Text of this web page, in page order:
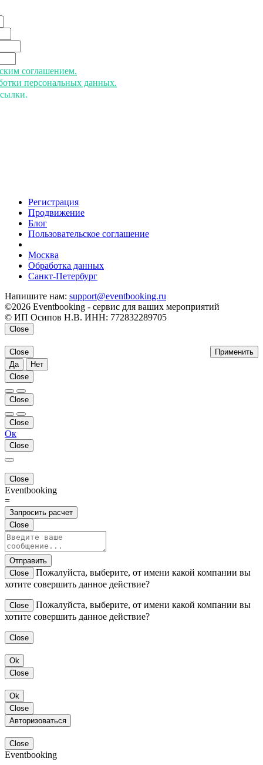
соглашением.
персональных данных.
Регистрация
Продвижение
Блог
Пользовательское соглашение
Москва
Обработка данных
Санкт-Петербург
Напишите нам: support@eventbooking.ru
©2026 Eventbooking - сервис для ваших мероприятий
© ИП Осипов Н.В. ИНН: 772832289705
Close
Применить
Close
Да
Нет
Close
Close
Close
Ок
Close
Close
Eventbooking
=
Запросить расчет
Close
Отправить
Close
Пожалуйста, выберите, от имени какой компании вы
хотите совершить данное действие?
Close
Пожалуйста, выберите, от имени какой компании вы
хотите совершить данное действие?
Close
Ok
Close
Ok
Close
Авторизоваться
Close
Eventbooking